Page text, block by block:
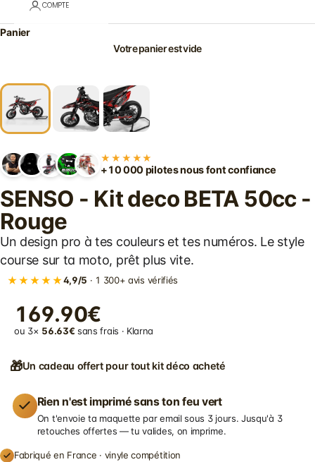
COMPTE
Panier
Votre panier est vide
★★★★★
+10 000 pilotes nous font confiance
SENSO - Kit deco BETA 50cc -
Rouge
Un design pro à tes couleurs et tes numéros. Le style
course sur ta moto, prêt plus vite.
★★★★★4,9/5 · 1 300+ avis vérifiés
169.90€
ou 3× 56.63€ sans frais · Klarna
🎁Un cadeau offert pour tout kit déco acheté
Rien n'est imprimé sans ton feu vert
On t'envoie ta maquette par email sous 3 jours. Jusqu'à 3
retouches offertes — tu valides, on imprime.
Fabriqué en France · vinyle compétition